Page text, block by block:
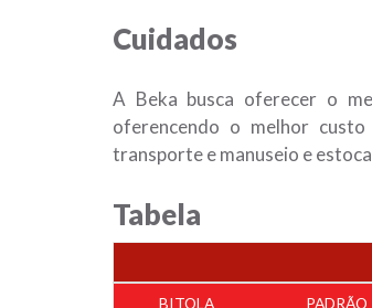
Cuidados
A Beka busca oferecer o
oferencendo o melhor
transporte e manuseio e
Tabela
BITOLA PADRÃO